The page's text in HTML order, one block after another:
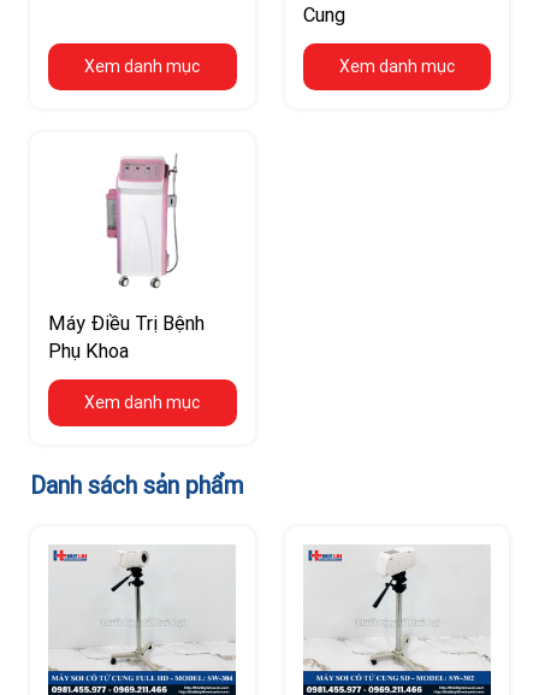
Xem danh mục
Cung
Xem danh mục
Máy Điều Trị Bệnh
Phụ Khoa
Xem danh mục
Danh sách sản phẩm